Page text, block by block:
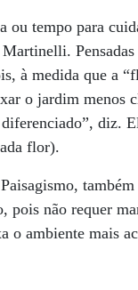
ou tempo para
à medida que a
o jardim menos
diz.
flor).
pois não requer
ambiente mais